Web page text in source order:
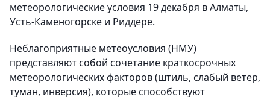
метеорологические условия 19 декабря в Алматы,
Усть-Каменогорске и Риддере.
Неблагоприятные метеоусловия (НМУ)
представляют собой сочетание краткосрочных
метеорологических факторов (штиль, слабый ветер,
туман, инверсия), которые способствуют